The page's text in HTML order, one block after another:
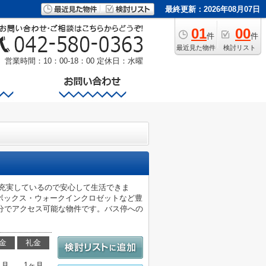
最終更新：2026年08月07日
01件
最近見た物件
00件
検討リスト
営業時間：10：00-18：00 定休日：水曜
実しているので安心して生活できま
クス・ウォークインクロゼットなど豊
アクセス可能な物件です。バス停への
礼金